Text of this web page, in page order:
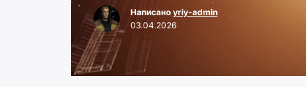
Написано yriy-admin
03.04.2026